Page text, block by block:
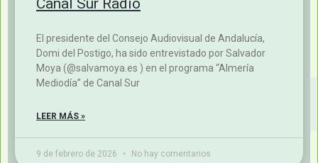
El presidente del Consejo Audiovisual de Andalucía,
Domi del Postigo, ha sido entrevistado por Salvador
Moya (@salvamoya.es ) en el programa “Almería